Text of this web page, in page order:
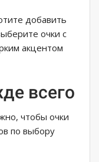
добавить
очки с
акцентом
всего
чтобы очки
по выбору